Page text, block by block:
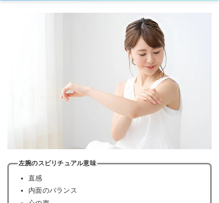
左腕のスピリチュアル意味
直感
内面のバランス